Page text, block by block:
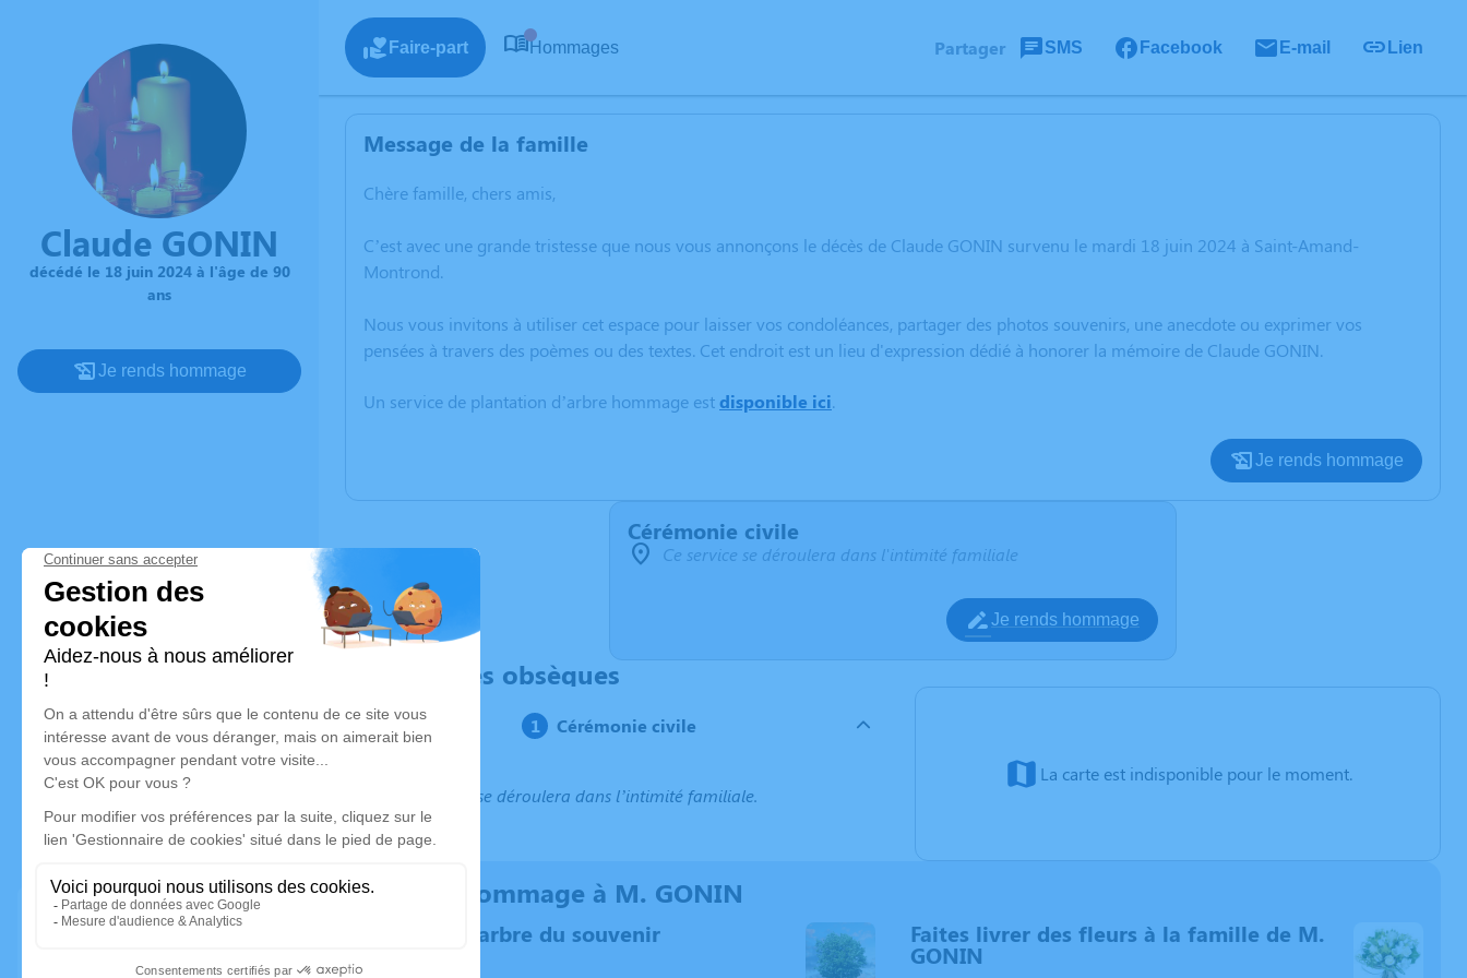
Claude GONIN
décédé le 18 juin 2024 à l'âge de 90
ans
Je rends hommage
Faire-part Hommages Partager SMS Facebook E-mail Lien
Message de la famille
Chère famille, chers amis,
C’est avec une grande tristesse que nous vous annonçons le décès de Claude GONIN survenu le mardi 18 juin 2024 à Saint-Amand-
Montrond.
Nous vous invitons à utiliser cet espace pour laisser vos condoléances, partager des photos souvenirs, une anecdote ou exprimer vos
pensées à travers des poèmes ou des textes. Cet endroit est un lieu d'expression dédié à honorer la mémoire de Claude GONIN.
Un service de plantation d’arbre hommage estdisponible ici.
Je rends hommage
Cérémonie civile
Ce service se déroulera dans l'intimité familiale
Je rends hommage
Déroulé des obsèques
Cérémonie civile
Ce service se déroulera dans l’intimité familiale.
La carte est indisponible pour le moment.
Rendez hommage à M. GONIN
Plantez un arbre du souvenir Faites livrer des fleurs à la famille de M.
GONIN